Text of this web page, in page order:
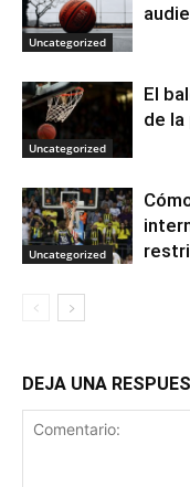
Uncategorized
Uncategorized
El
de
Uncategorized
DEJA UNA